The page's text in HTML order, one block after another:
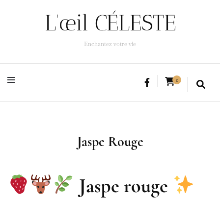
L'œil CÉLESTE
Enchantez votre vie
0
L'œil CÉLESTE
Enchantez votre vie
Jaspe Rouge
Jaspe rouge